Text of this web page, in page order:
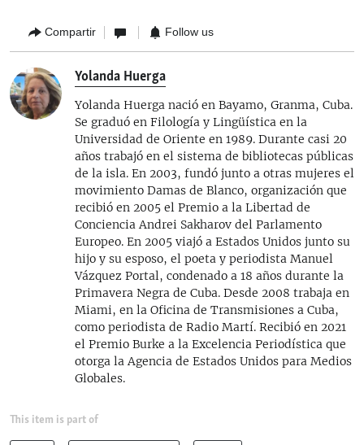
Compartir Follow us
Yolanda Huerga
Yolanda Huerga nació en Bayamo, Granma, Cuba.
Se graduó en Filología y Lingüística en la
Universidad de Oriente en 1989. Durante casi 20
años trabajó en el sistema de bibliotecas públicas
de la isla. En 2003, fundó junto a otras mujeres el
movimiento Damas de Blanco, organización que
recibió en 2005 el Premio a la Libertad de
Conciencia Andrei Sakharov del Parlamento
Europeo. En 2005 viajó a Estados Unidos junto su
hijo y su esposo, el poeta y periodista Manuel
Vázquez Portal, condenado a 18 años durante la
Primavera Negra de Cuba. Desde 2008 trabaja en
Miami, en la Oficina de Transmisiones a Cuba,
como periodista de Radio Martí. Recibió en 2021
el Premio Burke a la Excelencia Periodística que
otorga la Agencia de Estados Unidos para Medios
Globales.
This item is part of